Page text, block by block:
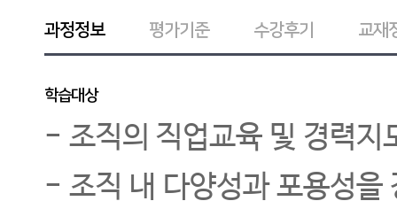
과정정보 평가기준 수강후기 교재
학습대상
- 조직의 직업교육 및 경력지
- 조직 내 다양성과 포용성을